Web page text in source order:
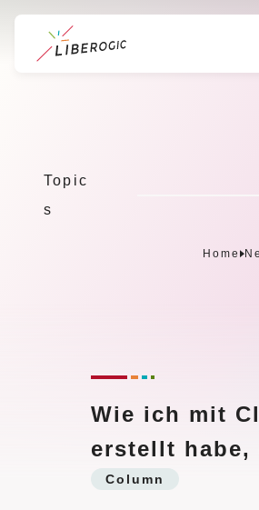
Topic
s
Home
Wie ich mit
erstellt habe,
Column